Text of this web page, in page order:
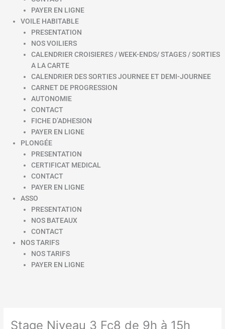
PAYER EN LIGNE
VOILE HABITABLE
PRESENTATION
NOS VOILIERS
CALENDRIER CROISIERES / WEEK-ENDS/ STAGES / SORTIES
A LA CARTE
CALENDRIER DES SORTIES JOURNEE ET DEMI-JOURNEE
CARNET DE PROGRESSION
AUTONOMIE
CONTACT
FICHE D’ADHESION
PAYER EN LIGNE
PLONGÉE
PRESENTATION
CERTIFICAT MEDICAL
CONTACT
PAYER EN LIGNE
ASSO
PRESENTATION
NOS BATEAUX
CONTACT
NOS TARIFS
NOS TARIFS
PAYER EN LIGNE
Stage Niveau 3 Fc8 de 9h à 15h